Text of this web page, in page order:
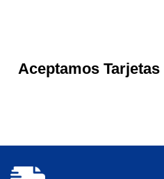
Aceptamos Tarjetas